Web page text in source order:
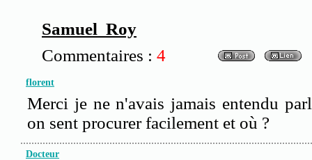
Samuel Roy
Commentaires : 4
florent
Merci je ne n'avais jamais entendu
on sent procurer facilement et où ?
Docteur